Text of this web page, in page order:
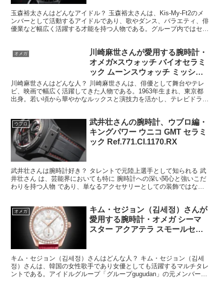
玉森裕太さんはどんなアイドル？ 玉森裕太さんは、Kis-My-Ft2のメ
ンバーとして活動するアイドルであり、歌やダンス、バラエティ、俳
優業など幅広く活躍する才能を持つ人物である。グループ内ではセン
オメガ
川崎麻世さんが愛用する腕時計・
オメガ×スウォッチ バイオセラミ
ック ムーンスウォッチ ミッショ
ン トゥー ムーン
川崎麻世さんはどんな人？ 川崎麻世さんは、俳優として舞台やテレ
ビ、映画で幅広く活躍してきた人物である。1963年生まれ、東京都
出身。若い頃から華やかなルックスと演技力を活かし、テレビドラマ
ウブロ
武井壮さんの腕時計、ウブロ編・
キングパワー ウニコ GMT セラミ
ック Ref.771.CI.1170.RX
武井壮さんは腕時計好き？ タレントで元陸上選手として知られる 武
井壮さん は、芸能界においても特に 腕時計への深い関心と強いこだ
わりを持つ人物 であり、単なるアクセサリーとしての装飾ではな
オメガ
キム・セジョン（김세정）さんが
愛用する腕時計・オメガ シーマ
スター アクアテラ スモールセコ
キム・セジョン（김세정）さんはどんな人？ キム・セジョン（김세
정）さんは、韓国の女性歌手であり女優としても活躍するマルチタレ
ントである。アイドルグループ「グループgugudan」の元メンバーと